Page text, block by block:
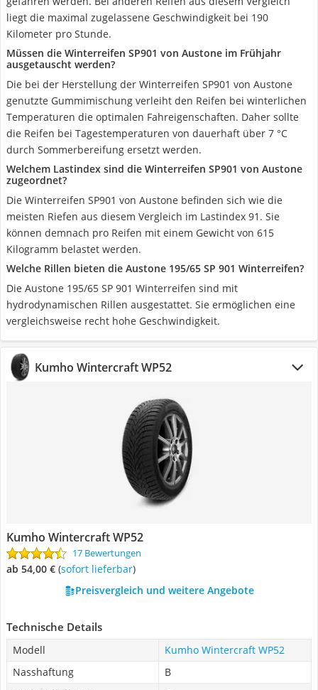
liegt die maximal zugelassene Geschwindigkeit bei 190
Kilometer pro Stunde.
Müssen die Winterreifen SP901 von Austone im Frühjahr
ausgetauscht werden?
Die bei der Herstellung der Winterreifen SP901 von Austone
genutzte Gummimischung verleiht den Reifen bei winterlichen
Temperaturen die optimalen Fahreigenschaften. Daher sollte
die Reifen bei Tagestemperaturen von dauerhaft über 7 °C
durch Sommerbereifung ersetzt werden.
Welchem Lastindex sind die Winterreifen SP901 von Austone
zugeordnet?
Die Winterreifen SP901 von Austone befinden sich wie die
meisten Riefen aus diesem Vergleich im Lastindex 91. Sie
können demnach pro Reifen mit einem Gewicht von 615
Kilogramm belastet werden.
Welche Rillen bieten die Austone 195/65 SP 901 Winterreifen?
Die Austone 195/65 SP 901 Winterreifen sind mit
hydrodynamischen Rillen ausgestattet. Sie ermöglichen eine
vergleichsweise recht hohe Geschwindigkeit.
Kumho Wintercraft WP52
Kumho Wintercraft WP52
17 Bewertungen
ab 54,00 € ( Sofort lieferbar)
Preisvergleich und weitere Angebote
Technische Details
Modell
Kumho Wintercraft WP52
Nasshaftung
B